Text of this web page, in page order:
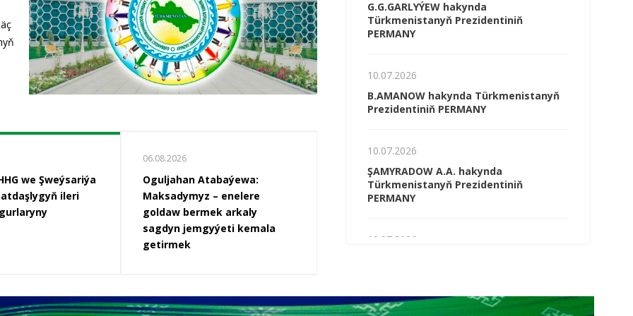
we Şweýsariýa
ileri
06.08.2026
Oguljahan Atabaýewa:
Maksadymyz – enelere
goldaw bermek arkaly
sagdyn jemgyýeti kemala
getirmek
06.08.2026
Möwsüme taýýarlyk –
üstünligiň girewi
G.G.GARLYÝEW hakynda
Türkmenistanyň Prezidentiniň
PERMANY
10.07.2026
B.AMANOW hakynda Türkmenistanyň
Prezidentiniň PERMANY
10.07.2026
ŞAMYRADOW A.A. hakynda
Türkmenistanyň Prezidentiniň
PERMANY
10.07.2026